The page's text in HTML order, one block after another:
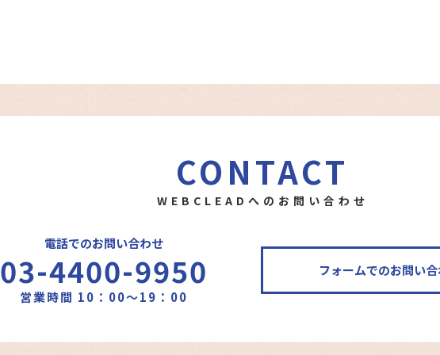
CONTACT
WEBCLEADへのお問い合わせ
電話でのお問い合わせ
03-4400-9950
営業時間 10：00～19：00
フォームでのお問い